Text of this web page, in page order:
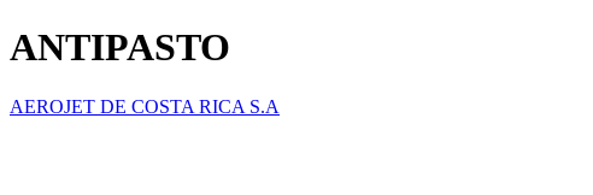
ANTIPASTO
AEROJET DE COSTA RICA S.A